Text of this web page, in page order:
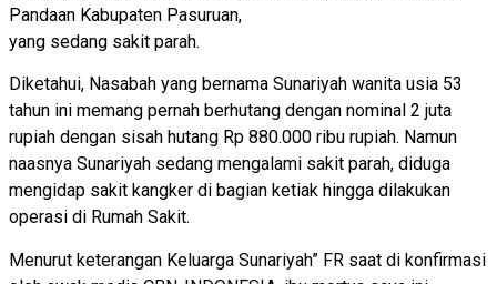
Pandaan Kabupaten Pasuruan,
yang sedang sakit parah.
Diketahui, Nasabah yang bernama Sunariyah wanita usia 53
tahun ini memang pernah berhutang dengan nominal 2 juta
rupiah dengan sisah hutang Rp 880.000 ribu rupiah. Namun
naasnya Sunariyah sedang mengalami sakit parah, diduga
mengidap sakit kangker di bagian ketiak hingga dilakukan
operasi di Rumah Sakit.
Menurut keterangan Keluarga Sunariyah” FR saat di konfirmasi